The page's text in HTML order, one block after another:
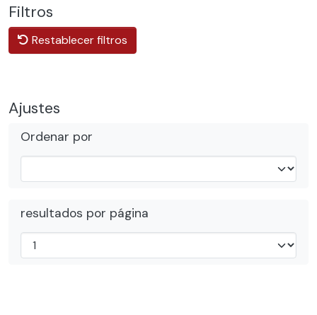
Filtros
Restablecer filtros
Ajustes
Ordenar por
resultados por página